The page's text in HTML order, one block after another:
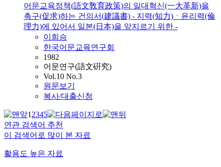
어문교육정책(語文敎育政策)의 일대혁신(一大革新)을
촉구(促求)하는 건의서(建議書) - 지력(知力)ㆍ윤리력(倫
理力)에 있어서 일본(日本)을 앞지르기 위한 -
이희승
한국어문교육연구회
1982
어문연구(語文硏究)
Vol.10 No.3
원문보기
복사/대출신청
12345
연관 검색어 추천
이 검색어로 많이 본 자료
활용도 높은 자료